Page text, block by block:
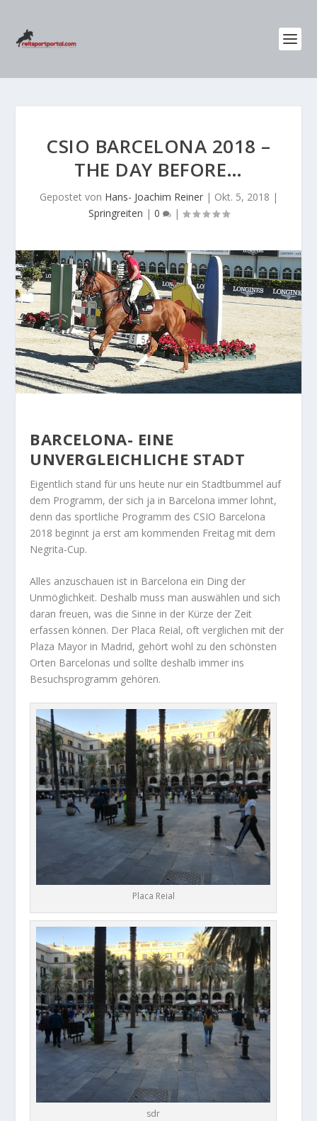
CSIO BARCELONA 2018 –
THE DAY BEFORE…
Gepostet von Hans- Joachim Reiner| Okt. 5, 2018 |
Springreiten | 0 |
BARCELONA- EINE
UNVERGLEICHLICHE STADT
Eigentlich stand für uns heute nur ein Stadtbummel auf
dem Programm, der sich ja in Barcelona immer lohnt,
denn das sportliche Programm des CSIO Barcelona
2018 beginnt ja erst am kommenden Freitag mit dem
Negrita-Cup.
Alles anzuschauen ist in Barcelona ein Ding der
Unmöglichkeit. Deshalb muss man auswählen und sich
daran freuen, was die Sinne in der Kürze der Zeit
erfassen können. Der Placa Reial, oft verglichen mit der
Plaza Mayor in Madrid, gehört wohl zu den schönsten
Orten Barcelonas und sollte deshalb immer ins
Besuchsprogramm gehören.
Placa Reial
sdr